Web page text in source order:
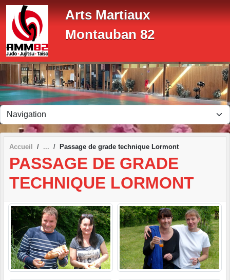
Arts Martiaux
Montauban 82
Accueil Passage de grade technique Lormont
PASSAGE DE GRADE
TECHNIQUE LORMONT
Panneau de gestion des cookies